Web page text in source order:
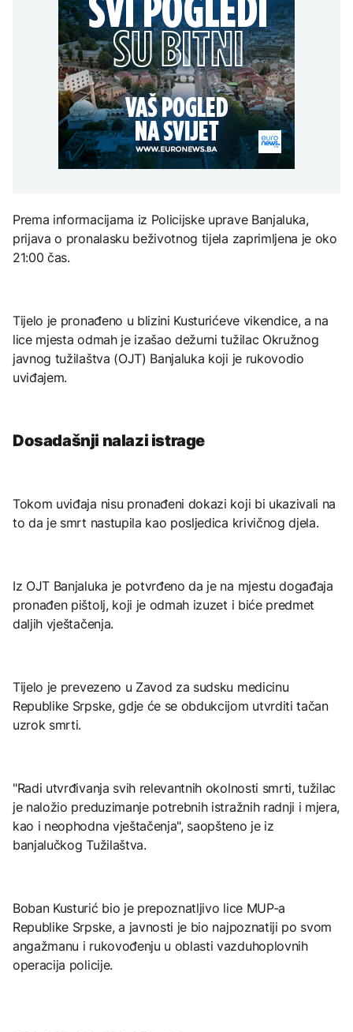
DRUŠTVO
Počela isplata penzija u
RS
Nuklearka Krško
smanjuje proizvodnju
zbog niskog vodostaja i
visokih temperatura
Save
Redovi na aerodromima i
graničnim prelazima u
EU: Koja je svrha EES
sistema ako se isključuje
čim je preopterećen?
BIZNIS
Skočile cijene nafte na
svjetskom tržištu, hoće li
se to odraziti na BiH
djece moraju platiti 942
miliona dolara
KULTURA
Rat i pijesak prijete
drevnim piramidama
Meroe u Sudanu
Rihanna radi na novom
albumu
Prema informacijama iz Policijske uprave Banjaluka,
prijava o pronalasku beživotnog tijela zaprimljena je oko
21:00 čas.
Tijelo je pronađeno u blizini Kusturićeve vikendice, a na
lice mjesta odmah je izašao dežurni tužilac Okružnog
javnog tužilaštva (OJT) Banjaluka koji je rukovodio
uviđajem.
Dosadašnji nalazi istrage
Tokom uviđaja nisu pronađeni dokazi koji bi ukazivali na
to da je smrt nastupila kao posljedica krivičnog djela.
Iz OJT Banjaluka je potvrđeno da je na mjestu događaja
pronađen pištolj, koji je odmah izuzet i biće predmet
daljih vještačenja.
Tijelo je prevezeno u Zavod za sudsku medicinu
Republike Srpske, gdje će se obdukcijom utvrditi tačan
uzrok smrti.
"Radi utvrđivanja svih relevantnih okolnosti smrti, tužilac
je naložio preduzimanje potrebnih istražnih radnji i mjera,
kao i neophodna vještačenja", saopšteno je iz
banjalučkog Tužilaštva.
Boban Kusturić bio je prepoznatljivo lice MUP-a
Republike Srpske, a javnosti je bio najpoznatiji po svom
angažmanu i rukovođenju u oblasti vazduhoplovnih
operacija policije.